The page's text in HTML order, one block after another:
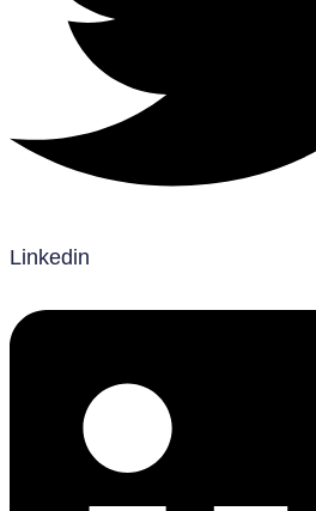
Linkedin